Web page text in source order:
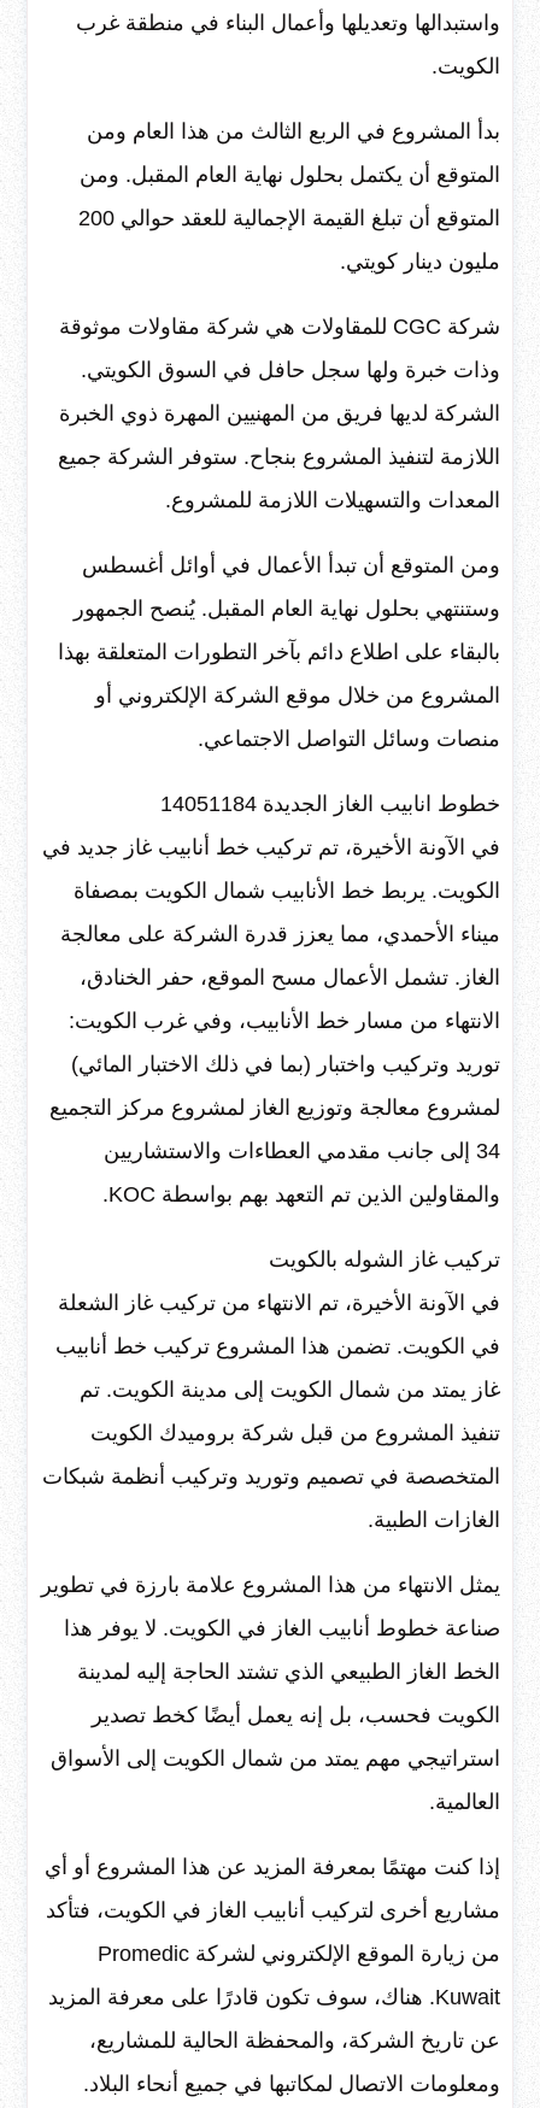
واستبدالها وتعديلها وأعمال البناء في منطقة غرب
الكويت.
بدأ المشروع في الربع الثالث من هذا العام ومن
المتوقع أن يكتمل بحلول نهاية العام المقبل. ومن
المتوقع أن تبلغ القيمة الإجمالية للعقد حوالي 200
مليون دينار كويتي.
شركة CGC للمقاولات هي شركة مقاولات موثوقة
وذات خبرة ولها سجل حافل في السوق الكويتي.
الشركة لديها فريق من المهنيين المهرة ذوي الخبرة
اللازمة لتنفيذ المشروع بنجاح. ستوفر الشركة جميع
المعدات والتسهيلات اللازمة للمشروع.
ومن المتوقع أن تبدأ الأعمال في أوائل أغسطس
وستنتهي بحلول نهاية العام المقبل. يُنصح الجمهور
بالبقاء على اطلاع دائم بآخر التطورات المتعلقة بهذا
المشروع من خلال موقع الشركة الإلكتروني أو
منصات وسائل التواصل الاجتماعي.
خطوط انابيب الغاز الجديدة 14051184
في الآونة الأخيرة، تم تركيب خط أنابيب غاز جديد في
الكويت. يربط خط الأنابيب شمال الكويت بمصفاة
ميناء الأحمدي، مما يعزز قدرة الشركة على معالجة
الغاز. تشمل الأعمال مسح الموقع، حفر الخنادق،
الانتهاء من مسار خط الأنابيب، وفي غرب الكويت:
توريد وتركيب واختبار (بما في ذلك الاختبار المائي)
لمشروع معالجة وتوزيع الغاز لمشروع مركز التجميع
34 إلى جانب مقدمي العطاءات والاستشاريين
والمقاولين الذين تم التعهد بهم بواسطة KOC.
تركيب غاز الشوله بالكويت
في الآونة الأخيرة، تم الانتهاء من تركيب غاز الشعلة
في الكويت. تضمن هذا المشروع تركيب خط أنابيب
غاز يمتد من شمال الكويت إلى مدينة الكويت. تم
تنفيذ المشروع من قبل شركة بروميدك الكويت
المتخصصة في تصميم وتوريد وتركيب أنظمة شبكات
الغازات الطبية.
يمثل الانتهاء من هذا المشروع علامة بارزة في تطوير
صناعة خطوط أنابيب الغاز في الكويت. لا يوفر هذا
الخط الغاز الطبيعي الذي تشتد الحاجة إليه لمدينة
الكويت فحسب، بل إنه يعمل أيضًا كخط تصدير
استراتيجي مهم يمتد من شمال الكويت إلى الأسواق
العالمية.
إذا كنت مهتمًا بمعرفة المزيد عن هذا المشروع أو أي
مشاريع أخرى لتركيب أنابيب الغاز في الكويت، فتأكد
من زيارة الموقع الإلكتروني لشركة Promedic
Kuwait. هناك، سوف تكون قادرًا على معرفة المزيد
عن تاريخ الشركة، والمحفظة الحالية للمشاريع،
ومعلومات الاتصال لمكاتبها في جميع أنحاء البلاد.